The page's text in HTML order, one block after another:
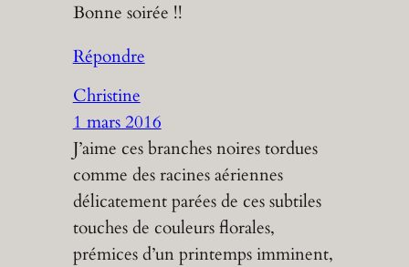
Bonne soirée !!
Répondre
Christine
1 mars 2016
J’aime ces branches noires tordues
comme des racines aériennes
délicatement parées de ces subtiles
touches de couleurs florales,
prémices d’un printemps imminent,